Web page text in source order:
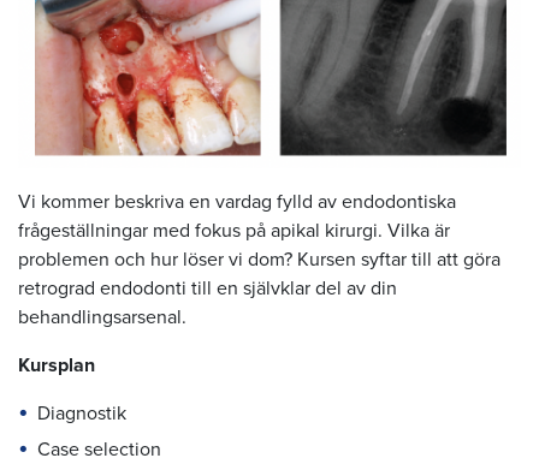
Vi kommer beskriva en vardag fylld av endodontiska
frågeställningar med fokus på apikal kirurgi. Vilka är
problemen och hur löser vi dom? Kursen syftar till att göra
retrograd endodonti till en självklar del av din
behandlingsarsenal.
Kursplan
Diagnostik
Case selection